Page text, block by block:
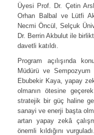
Üyesi Prof. Dr. Çetin
Orhan Balbal ve Lütfi
Necmi Öncül, Selçuk
Dr. Berrin Akbulut ile
davetli katıldı.
Program açılışında
Müdürü ve Sempozyum
Ebubekir Kaya, yapay
olmanın ötesine
stratejik bir güç haline
sanayi ve enerji başta
artan yapay zekâ
önemli kıldığını